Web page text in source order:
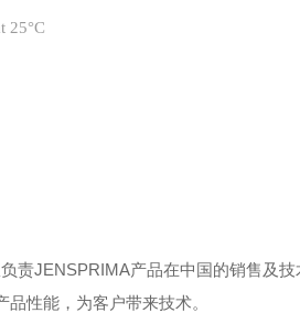
25°C
责JENSPRIMA产品在中国的销售及技
性能，为客户带来技术。